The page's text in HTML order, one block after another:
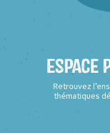
Espace
Retrouvez
thématiques